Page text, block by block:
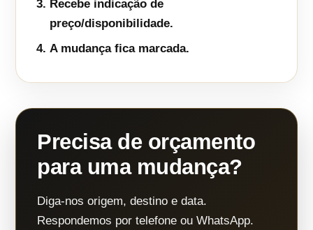
Recebe indicação de
preço/disponibilidade.
A mudança fica marcada.
Precisa de orçamento
para uma mudança?
Diga-nos origem, destino e data.
Respondemos por telefone ou WhatsApp.